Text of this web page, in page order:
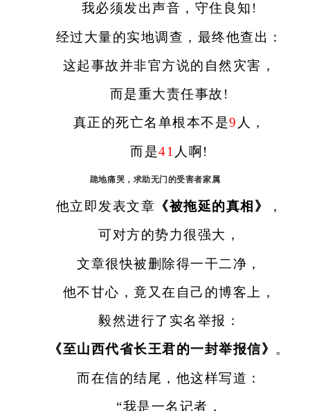
我必须发出声音，守住良知!
经过大量的实地调查，最终他查出：
这起事故并非官方说的自然灾害，
而是重大责任事故!
真正的死亡名单根本不是9 人，
而是41 人啊!
跪地痛哭，求助无门的受害者家属
他立即发表文章 《被拖延的真相》
，
可对方的势力很强大，
文章很快被删除得一干二净，
他不甘心，竟又在自己的博客上，
毅然进行了实名举报：
《至山西代省长王君的一封举报信》 。
而在信的结尾，他这样写道：
“我是一名记者，